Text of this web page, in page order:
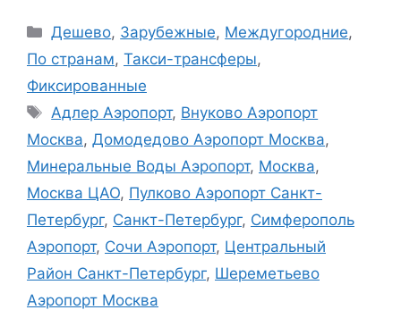
Рубрики
Дешево, Зарубежные, Междугородние,
По странам, Такси-трансферы,
Фиксированные
Метки
Адлер Аэропорт, Внуково Аэропорт
Москва, Домодедово Аэропорт Москва,
Минеральные Воды Аэропорт, Москва,
Москва ЦАО, Пулково Аэропорт Санкт-
Петербург, Санкт-Петербург, Симферополь
Аэропорт, Сочи Аэропорт, Центральный
Район Санкт-Петербург, Шереметьево
Аэропорт Москва